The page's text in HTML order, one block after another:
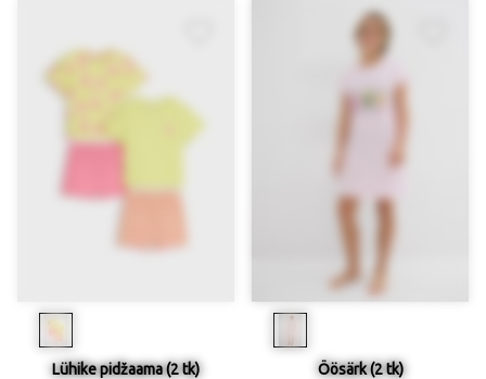
Lühike pidžaama (2 tk)
Öösärk (2 tk)